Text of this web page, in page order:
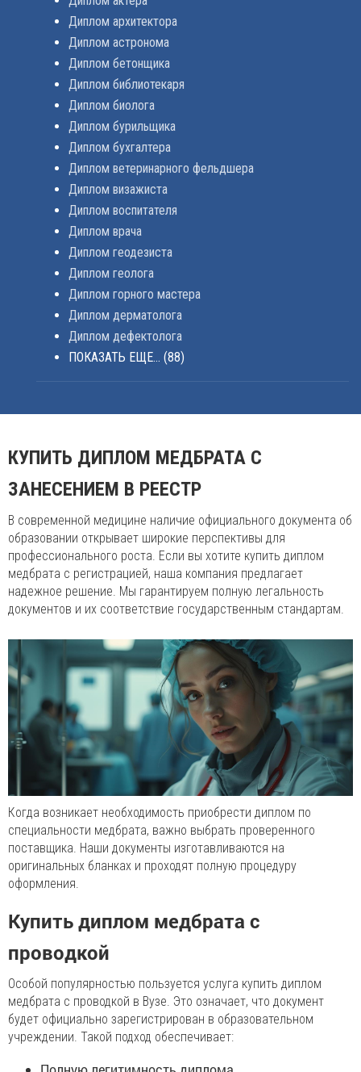
Диплом архитектора
Диплом астронома
Диплом бетонщика
Диплом библиотекаря
Диплом биолога
Диплом бурильщика
Диплом бухгалтера
Диплом ветеринарного фельдшера
Диплом визажиста
Диплом воспитателя
Диплом врача
Диплом геодезиста
Диплом геолога
Диплом горного мастера
Диплом дерматолога
Диплом дефектолога
ПОКАЗАТЬ ЕЩЕ... (88)
КУПИТЬ ДИПЛОМ МЕДБРАТА С
ЗАНЕСЕНИЕМ В РЕЕСТР
В современной медицине наличие официального документа об
образовании открывает широкие перспективы для
профессионального роста. Если вы хотите купить диплом
медбрата с регистрацией, наша компания предлагает
надежное решение. Мы гарантируем полную легальность
документов и их соответствие государственным стандартам.
Когда возникает необходимость приобрести диплом по
специальности медбрата, важно выбрать проверенного
поставщика. Наши документы изготавливаются на
оригинальных бланках и проходят полную процедуру
оформления.
Купить диплом медбрата с
проводкой
Особой популярностью пользуется услуга купить диплом
медбрата с проводкой в Вузе. Это означает, что документ
будет официально зарегистрирован в образовательном
учреждении. Такой подход обеспечивает: